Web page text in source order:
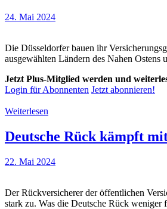
24. Mai 2024
Die Düsseldorfer bauen ihr
ausgewählten Ländern des Nahen
Jetzt Plus-Mitglied werden und
Login für Abonnenten Jetzt abonnieren!
Weiterlesen
Deutsche Rück kämpft
22. Mai 2024
Der Rückversicherer der öffentlichen
stark zu. Was die Deutsche Rück